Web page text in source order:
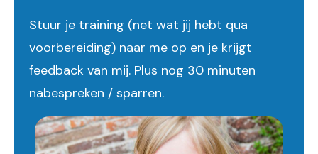
Stuur je training (net wat jij hebt qua
voorbereiding) naar me op en je krijgt
feedback van mij. Plus nog 30 minuten
nabespreken / sparren.